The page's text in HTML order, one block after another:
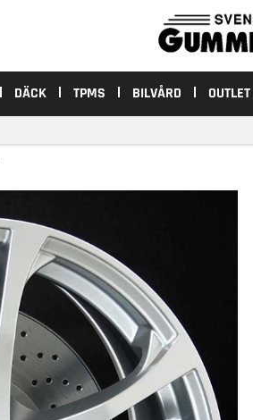
DÄCK TPMS BILVÅRD OUTLET